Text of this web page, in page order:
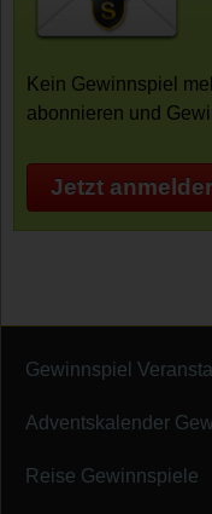
Kein Gewinnspiel
abonnieren und
Jetzt
Gewinnspiel
Adventskalender
Reise Gewinnspiele